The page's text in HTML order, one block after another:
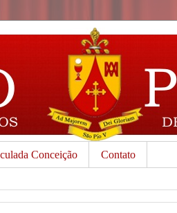
Conceição Contato